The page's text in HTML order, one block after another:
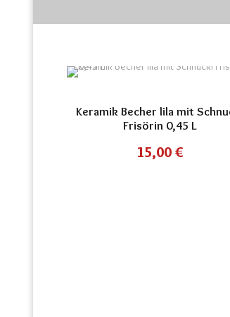
Keramik Becher lila mit
Frisörin 0,45 L
15,00 €